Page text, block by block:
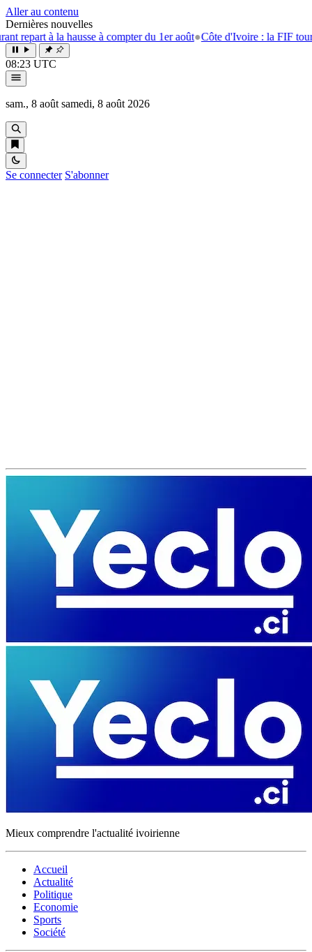
Aller au contenu
Dernières nouvelles
à la hausse à compter du 1er août●Côte d'Ivoire : la FIF tourne la
08:23 UTC
sam., 8 août samedi, 8 août 2026
Se connecter S'abonner
Mieux comprendre l'actualité ivoirienne
Accueil
Actualité
Politique
Economie
Sports
Société